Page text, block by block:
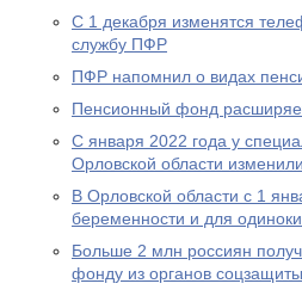
С 1 декабря изменятся
службу ПФР
ПФР напомнил о видах
Пенсионный фонд
С января 2022 года у
Орловской области
В Орловской области с 1
беременности и для
Больше 2 млн россиян
фонду из органов соцзащиты